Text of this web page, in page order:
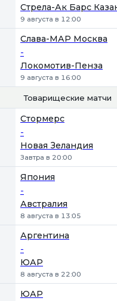
Стрела-Ак Барс
9 августа в 12:00
Слава-МАР Москва
-
Локомотив-Пенза
9 августа в 16:00
Товарищеские матчи
Стормерс
-
Новая Зеландия
Завтра в 20:00
Япония
-
Австралия
8 августа в 13:05
Аргентина
-
ЮАР
8 августа в 22:00
ЮАР